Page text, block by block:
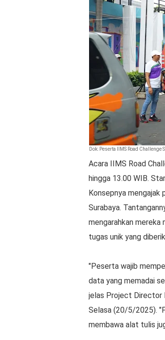
Dok: Peserta IIMS Road
Acara IIMS Road
hingga 13.00 WIB.
Konsepnya
Surabaya.
mengarahkan
tugas unik yang
"Peserta wajib
data yang memadai
jelas Project Director
Selasa (20/5/2025).
membawa alat tulis